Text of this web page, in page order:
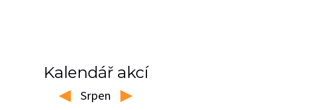
Kalendář akcí
left Srpen right